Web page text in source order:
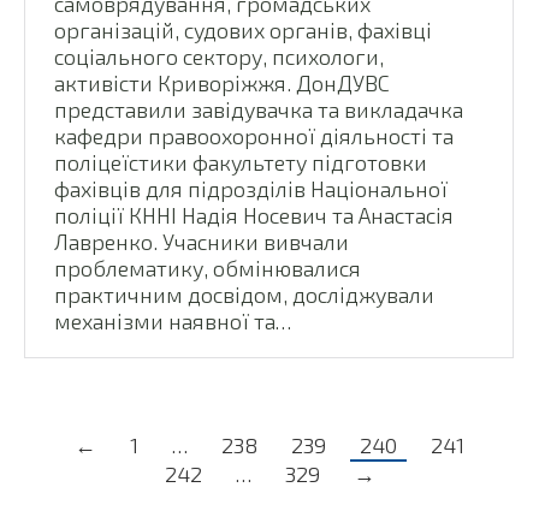
організацій, судових органів, фахівці
соціального сектору, психологи,
активісти Криворіжжя. ДонДУВС
представили завідувачка та викладачка
кафедри правоохоронної діяльності та
поліцеїстики факультету підготовки
фахівців для підрозділів Національної
поліції КННІ Надія Носевич та Анастасія
Лавренко. Учасники вивчали
проблематику, обмінювалися
практичним досвідом, досліджували
механізми наявної та…
← 1 … 238 239 240
241
242
… 329 →